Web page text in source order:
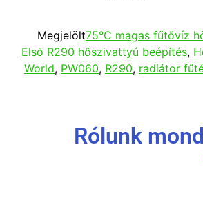
Megjelölt75°C magas fűtővíz
Első R290 hőszivattyú beépítés,
World, PW060, R290, radiátor
Rólunk